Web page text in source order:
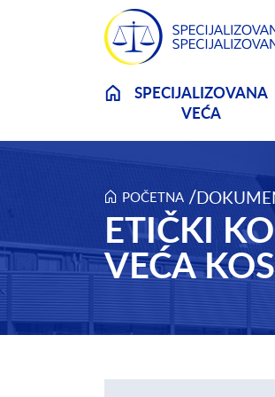
Skip to main content
SPECIJALIZOVANA
VEĆA
POČETNA /
ETIČKI
VEĆA